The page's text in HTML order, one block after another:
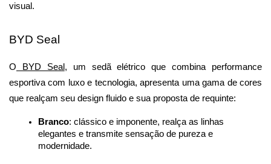
visual.
BYD Seal
O BYD Seal , um sedã elétrico que combina performance
esportiva com luxo e tecnologia, apresenta uma gama de cores
que realçam seu design fluido e sua proposta de requinte:
Branco: clássico e imponente, realça as linhas
elegantes e transmite sensação de pureza e
modernidade.